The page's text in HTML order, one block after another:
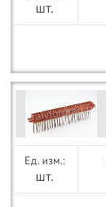
шт.
шт.